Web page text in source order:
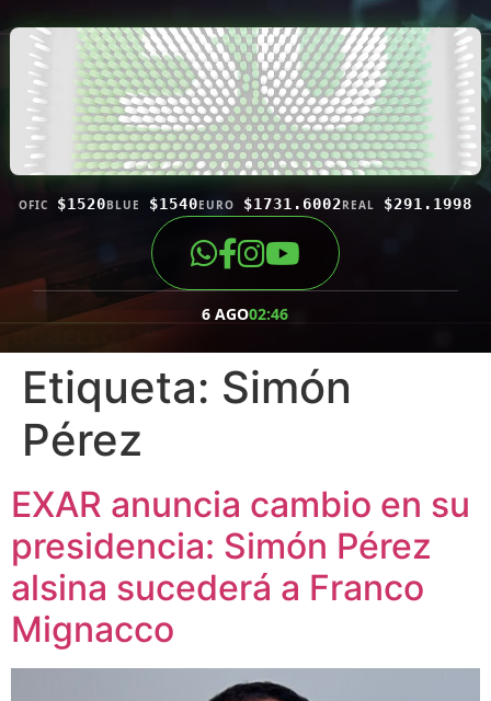
OFIC $1520BLUE $1540EURO $1731.6002REAL $291.1998
6 AGO02:46
Etiqueta: Simón
Pérez
EXAR anuncia cambio en su
presidencia: Simón Pérez
alsina sucederá a Franco
Mignacco